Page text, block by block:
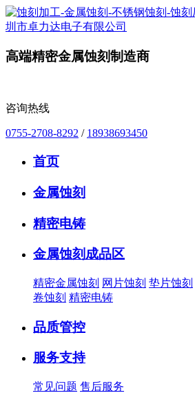
高端精密金属蚀刻制造商
咨询热线
0755-2708-8292 / 18938693450
首页
金属蚀刻
精密电铸
金属蚀刻成品区
精密金属蚀刻 网片蚀刻 垫片蚀刻
卷蚀刻 精密电铸
品质管控
服务支持
常见问题 售后服务